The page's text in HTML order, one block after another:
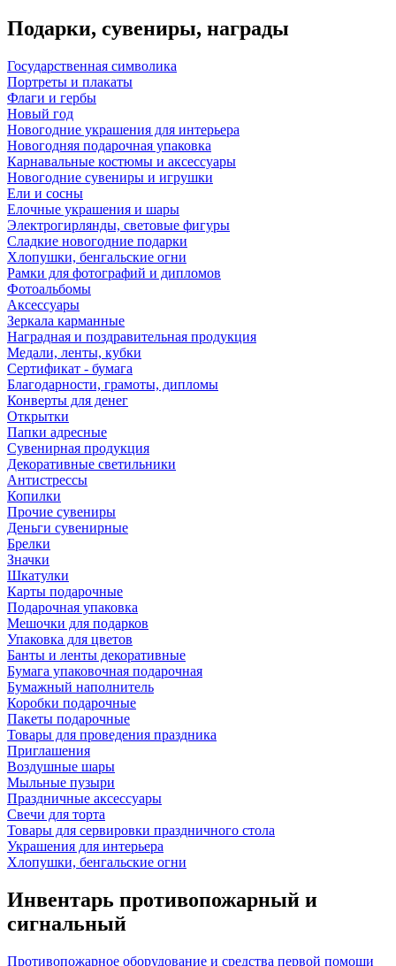
Подарки, сувениры, награды
Государственная символика
Портреты и плакаты
Флаги и гербы
Новый год
Новогодние украшения для интерьера
Новогодняя подарочная упаковка
Карнавальные костюмы и аксессуары
Новогодние сувениры и игрушки
Ели и сосны
Елочные украшения и шары
Электрогирлянды, световые фигуры
Сладкие новогодние подарки
Хлопушки, бенгальские огни
Рамки для фотографий и дипломов
Фотоальбомы
Аксессуары
Зеркала карманные
Наградная и поздравительная продукция
Медали, ленты, кубки
Сертификат - бумага
Благодарности, грамоты, дипломы
Конверты для денег
Открытки
Папки адресные
Сувенирная продукция
Декоративные светильники
Антистрессы
Копилки
Прочие сувениры
Деньги сувенирные
Брелки
Значки
Шкатулки
Карты подарочные
Подарочная упаковка
Мешочки для подарков
Упаковка для цветов
Банты и ленты декоративные
Бумага упаковочная подарочная
Бумажный наполнитель
Коробки подарочные
Пакеты подарочные
Товары для проведения праздника
Приглашения
Воздушные шары
Мыльные пузыри
Праздничные аксессуары
Свечи для торта
Товары для сервировки праздничного стола
Украшения для интерьера
Хлопушки, бенгальские огни
Инвентарь противопожарный и
сигнальный
Противопожарное оборудование и средства первой помощи